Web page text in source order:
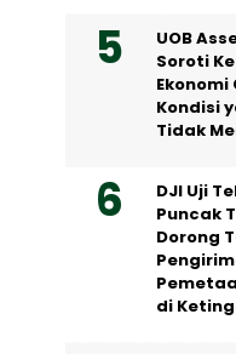
UOB
Soroti
Kondisi
Tidak
DJI Uji
Puncak
Dorong
di